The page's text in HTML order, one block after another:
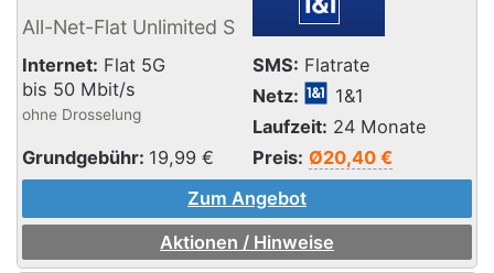
All-Net-Flat Unlimited S
Internet: Flat 5G
bis 50 Mbit/s
ohne Drosselung
SMS: Flatrate
Netz:
1&1
Laufzeit: 24 Monate
Grundgebühr: 19,99 € Preis: Ø20,40 €
Zum Angebot
Aktionen / Hinweise